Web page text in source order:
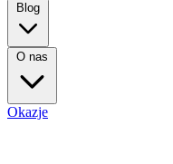
Blog
O nas
Okazje